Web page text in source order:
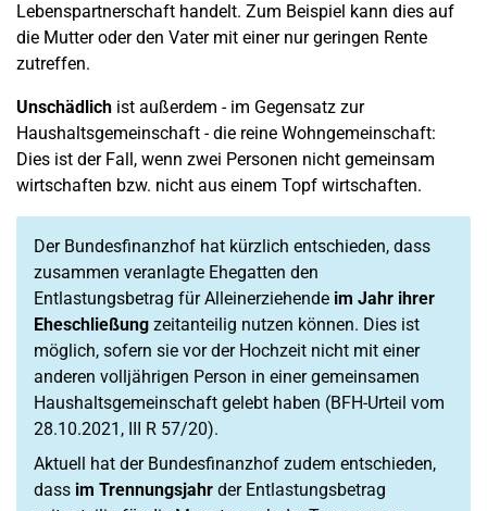
Lebenspartnerschaft handelt. Zum Beispiel kann dies auf
die Mutter oder den Vater mit einer nur geringen Rente
zutreffen.
Unschädlich ist außerdem - im Gegensatz zur
Haushaltsgemeinschaft - die reine Wohngemeinschaft:
Dies ist der Fall, wenn zwei Personen nicht gemeinsam
wirtschaften bzw. nicht aus einem Topf wirtschaften.
Der Bundesfinanzhof hat kürzlich entschieden, dass
zusammen veranlagte Ehegatten den
Entlastungsbetrag für Alleinerziehende im Jahr ihrer
Eheschließung zeitanteilig nutzen können. Dies ist
möglich, sofern sie vor der Hochzeit nicht mit einer
anderen volljährigen Person in einer gemeinsamen
Haushaltsgemeinschaft gelebt haben (BFH-Urteil vom
28.10.2021, III R 57/20).
Aktuell hat der Bundesfinanzhof zudem entschieden,
dass im Trennungsjahr der Entlastungsbetrag